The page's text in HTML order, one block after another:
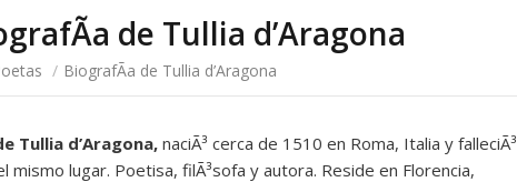
de Tullia d’Aragona
/ BiografÃ­a de Tullia d’Aragona
Tullia d’Aragona, naciÃ³ cerca de 1510 en Roma, Italia y falleciÃ³
mismo lugar. Poetisa, filÃ³sofa y autora. Reside en Florencia,